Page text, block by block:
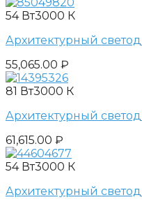
54 Вт3000 К
Архитектурный
55,065.00 ₽
81 Вт3000 К
Архитектурный
61,615.00 ₽
54 Вт3000 К
Архитектурный